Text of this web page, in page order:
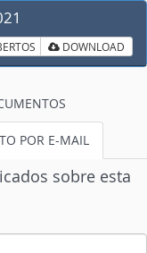
DOWNLOAD
POR E-MAIL
sobre esta